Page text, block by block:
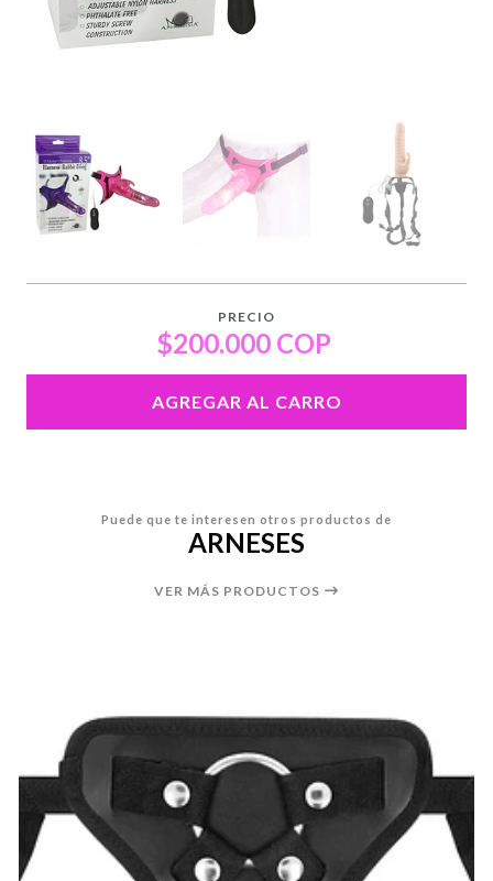
PRECIO
$200.000 COP
AGREGAR AL CARRO
Puede que te interesen otros productos de
ARNESES
VER MÁS PRODUCTOS